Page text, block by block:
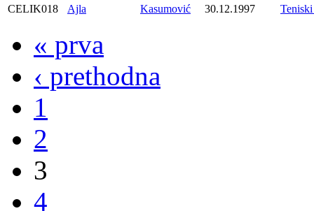
CELIK018
Ajla Kasumović 30.12.1997
« prva
‹ prethodna
1
2
3
4